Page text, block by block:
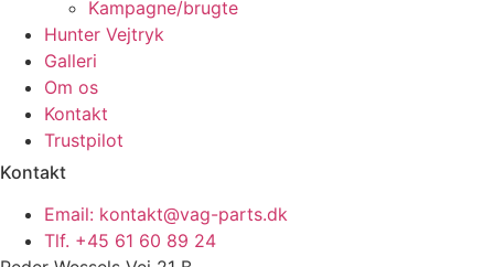
Kampagne/brugte
Hunter Vejtryk
Galleri
Om os
Kontakt
Trustpilot
Kontakt
Email: kontakt@vag-parts.dk
Tlf. +45 61 60 89 24